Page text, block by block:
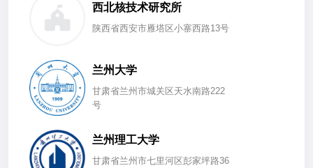
西北核技术研究所
陕西省西安市雁塔区小寨西路13号
兰州大学
甘肃省兰州市城关区天水南路222
号
兰州理工大学
甘肃省兰州市七里河区彭家坪路36